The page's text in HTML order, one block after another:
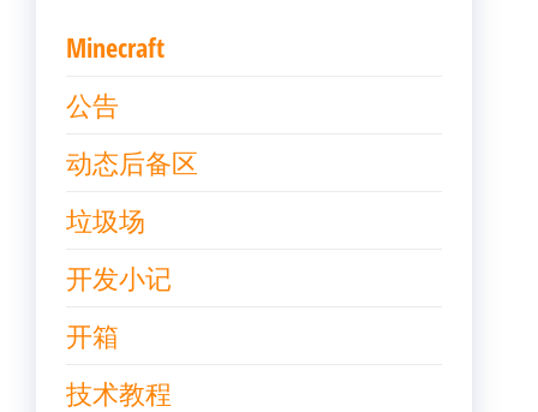
Minecraft
公告
动态后备区
垃圾场
开发小记
开箱
技术教程